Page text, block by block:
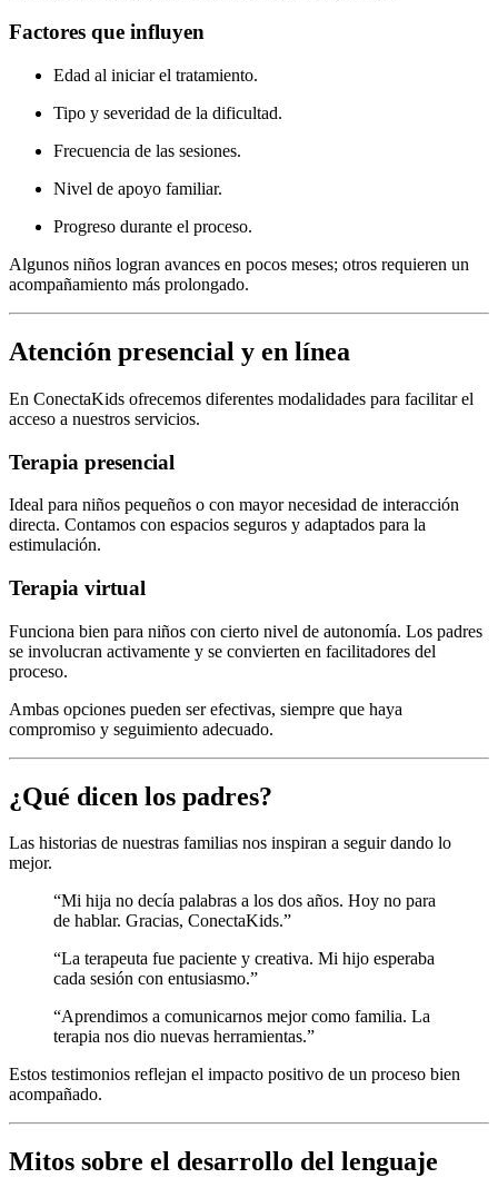
Factores que influyen
Edad al iniciar el tratamiento.
Tipo y severidad de la dificultad.
Frecuencia de las sesiones.
Nivel de apoyo familiar.
Progreso durante el proceso.
Algunos niños logran avances en pocos meses; otros requieren un
acompañamiento más prolongado.
Atención presencial y en línea
En ConectaKids ofrecemos diferentes modalidades para facilitar el
acceso a nuestros servicios.
Terapia presencial
Ideal para niños pequeños o con mayor necesidad de interacción
directa. Contamos con espacios seguros y adaptados para la
estimulación.
Terapia virtual
Funciona bien para niños con cierto nivel de autonomía. Los padres
se involucran activamente y se convierten en facilitadores del
proceso.
Ambas opciones pueden ser efectivas, siempre que haya
compromiso y seguimiento adecuado.
¿Qué dicen los padres?
Las historias de nuestras familias nos inspiran a seguir dando lo
mejor.
“Mi hija no decía palabras a los dos años. Hoy no para
de hablar. Gracias, ConectaKids.”
“La terapeuta fue paciente y creativa. Mi hijo esperaba
cada sesión con entusiasmo.”
“Aprendimos a comunicarnos mejor como familia. La
terapia nos dio nuevas herramientas.”
Estos testimonios reflejan el impacto positivo de un proceso bien
acompañado.
Mitos sobre el desarrollo del lenguaje